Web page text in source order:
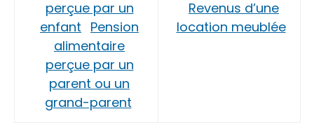
perçue par un
enfant Pension
alimentaire
perçue par un
parent ou un
grand-parent
Revenus d’une
location meublée